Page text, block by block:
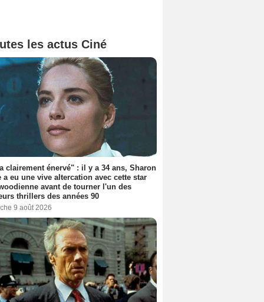
les actus Ciné
clairement énervé" : il y a 34 ans, Sharon
a eu une vive altercation avec cette star
avant de tourner l'un des
thrillers des années 90
9 août 2026